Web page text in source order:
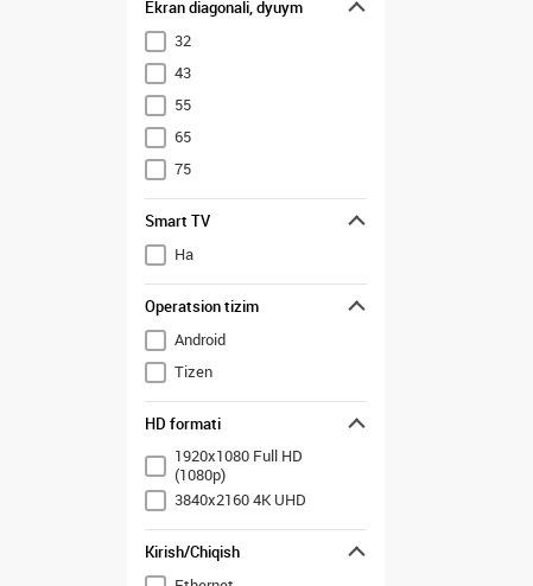
Ekran diagonali, dyuym
32
43
55
65
75
Smart TV
Ha
Operatsion tizim
Android
Tizen
HD formati
1920x1080 Full HD
(1080p)
3840x2160 4K UHD
Kirish/Chiqish